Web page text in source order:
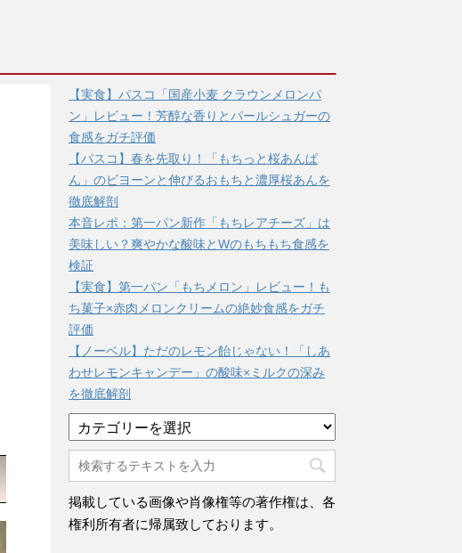
【実食】パスコ「国産小麦 クラウンメロンパ
ン」レビュー！芳醇な香りとパールシュガーの
食感をガチ評価
【パスコ】春を先取り！「もちっと桜あんぱ
ん」のビヨーンと伸びるおもちと濃厚桜あんを
徹底解剖
本音レポ：第一パン新作「もちレアチーズ」は
美味しい？爽やかな酸味とWのもちもち食感を
検証
【実食】第一パン「もちメロン」レビュー！も
ち菓子×赤肉メロンクリームの絶妙食感をガチ
評価
【ノーベル】ただのレモン飴じゃない！「しあ
わせレモンキャンデー」の酸味×ミルクの深み
を徹底解剖
テ
ゴ
リ
ー
掲載している画像や肖像権等の著作権は、各
権利所有者に帰属致しております。